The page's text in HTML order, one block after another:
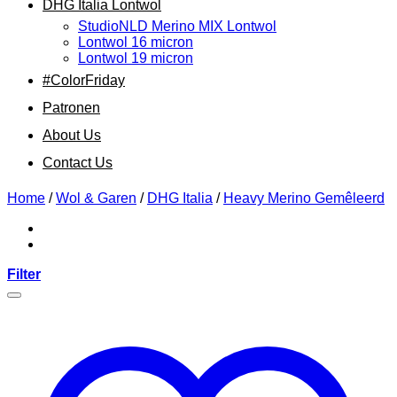
DHG Italia Lontwol
StudioNLD Merino MIX Lontwol
Lontwol 16 micron
Lontwol 19 micron
#ColorFriday
Patronen
About Us
Contact Us
Home / Wol & Garen / DHG Italia / Heavy Merino Gemêleerd
Filter